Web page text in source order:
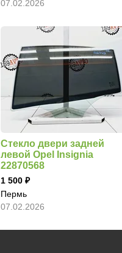
07.02.2026
Стекло двери задней
левой Opel Insignia
22870568
1 500
Пермь
07.02.2026